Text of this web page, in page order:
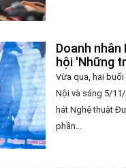
Doanh
hội 'Những
Vừa qua, hai
Nội và sáng 5/11/
hát Nghệ thuật
phần...